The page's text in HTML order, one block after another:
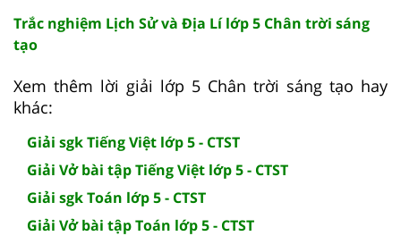
Trắc nghiệm Lịch Sử và Địa Lí lớp 5 Chân trời sáng
tạo
Xem thêm lời giải lớp 5 Chân trời sáng tạo hay
khác:
Giải sgk Tiếng Việt lớp 5 - CTST
Giải Vở bài tập Tiếng Việt lớp 5 - CTST
Giải sgk Toán lớp 5 - CTST
Giải Vở bài tập Toán lớp 5 - CTST